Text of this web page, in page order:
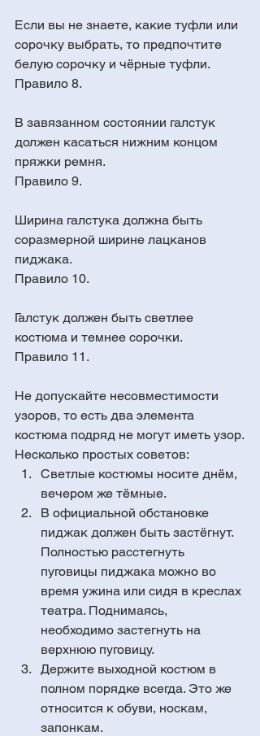
Если вы не знаете, какие туфли или
сорочку выбрать, то предпочтите
белую сорочку и чёрные туфли.
Правило 8.
В завязанном состоянии галстук
должен касаться нижним концом
пряжки ремня.
Правило 9.
Ширина галстука должна быть
соразмерной ширине лацканов
пиджака.
Правило 10.
Галстук должен быть светлее
костюма и темнее сорочки.
Правило 11.
Не допускайте несовместимости
узоров, то есть два элемента
костюма подряд не могут иметь узор.
Несколько простых советов:
Светлые костюмы носите днём,
вечером же тёмные.
В официальной обстановке
пиджак должен быть застёгнут.
Полностью расстегнуть
пуговицы пиджака можно во
время ужина или сидя в креслах
театра. Поднимаясь,
необходимо застегнуть на
верхнюю пуговицу.
Держите выходной костюм в
полном порядке всегда. Это же
относится к обуви, носкам,
запонкам.